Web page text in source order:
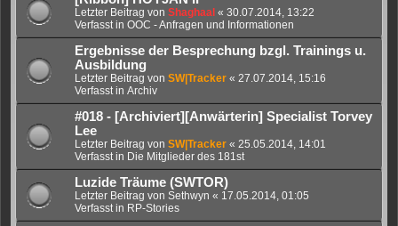
Letzter Beitrag von Shaghaal « 30.07.2014, 13:22
Verfasst in OOC - Anfragen und Informationen
Ergebnisse der Besprechung bzgl. Trainings u.
Ausbildung
Letzter Beitrag von SW|Tracker « 27.07.2014, 15:16
Verfasst in Archiv
#018 - [Archiviert][Anwärterin] Specialist Torvey
Lee
Letzter Beitrag von SW|Tracker « 25.05.2014, 14:01
Verfasst in Die Mitglieder des 181st
Luzide Träume (SWTOR)
Letzter Beitrag von Sethwyn « 17.05.2014, 01:05
Verfasst in RP-Stories